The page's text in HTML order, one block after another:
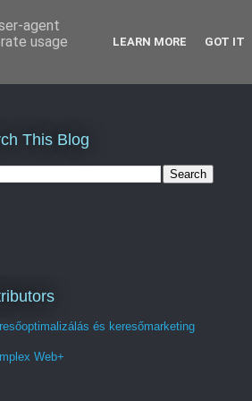
This Blog
és keresőmarketing
Web+
agent
usage
LEARN MORE GOT IT